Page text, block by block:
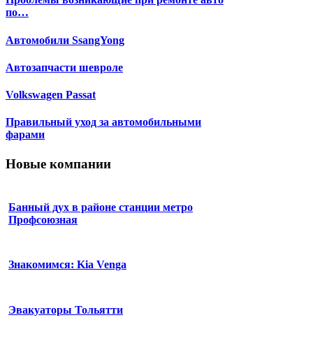
по…
Автомобили SsangYong
Автозапчасти шевроле
Volkswagen Passat
Правильный уход за автомобильными
фарами
Новые компании
Банный дух в районе станции метро
Профсоюзная
Знакомимся: Kia Venga
Эвакуаторы Тольятти